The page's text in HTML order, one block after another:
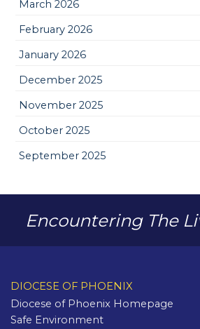
March 2026
February 2026
January 2026
December 2025
November 2025
October 2025
September 2025
Encountering The
DIOCESE OF PHOENIX
Diocese of Phoenix Homepage
Safe Environment